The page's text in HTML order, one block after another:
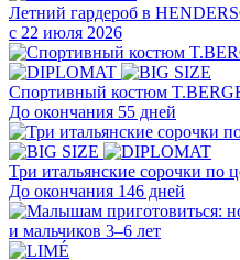
Летний гардероб в
с 22 июля 2026
Cпортивный костюм
До окончания 55 дней
Три итальянские сорочки по
До окончания 146 дней